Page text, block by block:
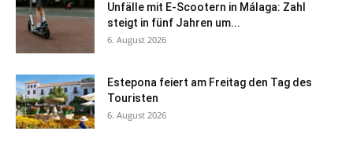
Unfälle mit E-Scootern in Málaga: Zahl
steigt in fünf Jahren um...
6. August 2026
Estepona feiert am Freitag den Tag des
Touristen
6. August 2026